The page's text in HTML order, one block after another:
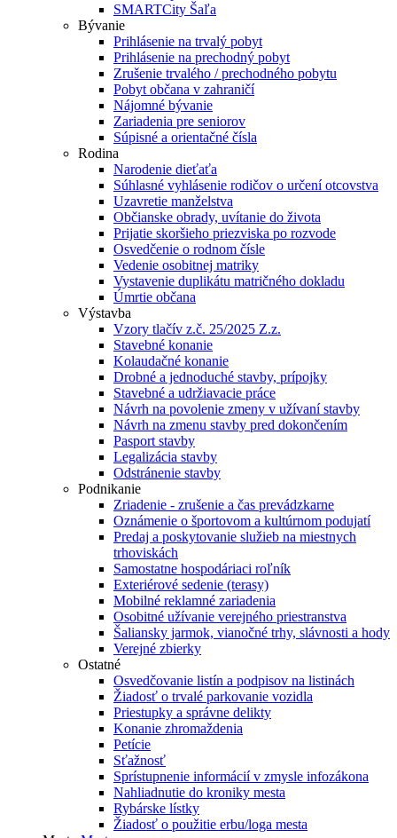
SMARTCity Šaľa
Bývanie
Prihlásenie na trvalý pobyt
Prihlásenie na prechodný pobyt
Zrušenie trvalého / prechodného pobytu
Pobyt občana v zahraničí
Nájomné bývanie
Zariadenia pre seniorov
Súpisné a orientačné čísla
Rodina
Narodenie dieťaťa
Súhlasné vyhlásenie rodičov o určení otcovstva
Uzavretie manželstva
Občianske obrady, uvítanie do života
Prijatie skoršieho priezviska po rozvode
Osvedčenie o rodnom čísle
Vedenie osobitnej matriky
Vystavenie duplikátu matričného dokladu
Úmrtie občana
Výstavba
Vzory tlačív z.č. 25/2025 Z.z.
Stavebné konanie
Kolaudačné konanie
Drobné a jednoduché stavby, prípojky
Stavebné a udržiavacie práce
Návrh na povolenie zmeny v užívaní stavby
Návrh na zmenu stavby pred dokončením
Pasport stavby
Legalizácia stavby
Odstránenie stavby
Podnikanie
Zriadenie - zrušenie a čas prevádzkarne
Oznámenie o športovom a kultúrnom podujatí
Predaj a poskytovanie služieb na miestnych
trhoviskách
Samostatne hospodáriaci roľník
Exteriérové sedenie (terasy)
Mobilné reklamné zariadenia
Osobitné užívanie verejného priestranstva
Šaliansky jarmok, vianočné trhy, slávnosti a hody
Verejné zbierky
Ostatné
Osvedčovanie listín a podpisov na listinách
Žiadosť o trvalé parkovanie vozidla
Priestupky a správne delikty
Konanie zhromaždenia
Petície
Sťažnosť
Sprístupnenie informácií v zmysle infozákona
Nahliadnutie do kroniky mesta
Rybárske lístky
Žiadosť o použitie erbu/loga mesta